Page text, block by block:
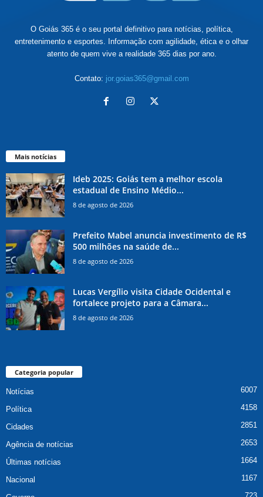
O Goiás 365 é o seu portal definitivo para notícias, política,
entretenimento e esportes. Informação com agilidade, ética e o olhar
atento de quem vive a realidade 365 dias por ano.
Contato: jor.goias365@gmail.com
Mais notícias
Ideb 2025: Goiás tem a melhor escola
estadual de Ensino Médio...
8 de agosto de 2026
Prefeito Mabel anuncia investimento de R$
500 milhões na saúde de...
8 de agosto de 2026
Lucas Vergílio visita Cidade Ocidental e
fortalece projeto para a Câmara...
8 de agosto de 2026
Categoria popular
Notícias 6007
Política 4158
Cidades 2851
Agência de notícias 2653
Últimas notícias 1664
Nacional 1167